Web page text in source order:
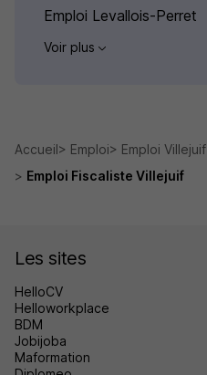
Emploi Levallois-Perret
Voir plus
Accueil Emploi Emploi Villejuif
Emploi Fiscaliste Villejuif
Les sites
HelloCV
Helloworkplace
BDM
Jobijoba
Maformation